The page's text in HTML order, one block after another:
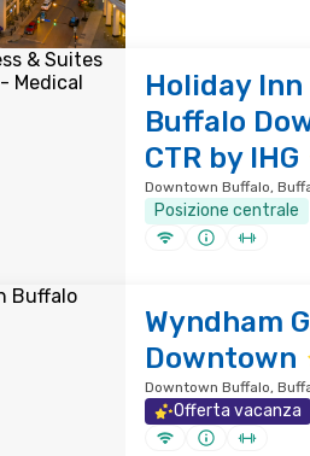
Holiday
Buffalo
CTR by IHG
Downtown Buffalo,
Posizione centrale
Wyndham
Downtown
Downtown Buffalo,
Offerta vacanza